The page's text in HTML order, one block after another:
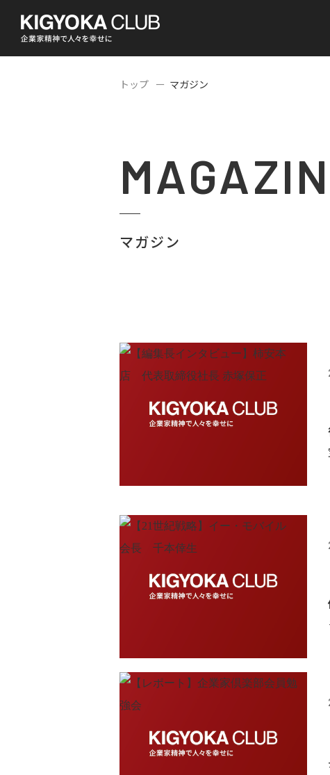
トップ マガジン
マガジン